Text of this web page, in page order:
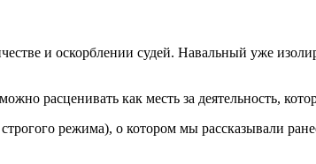
и оскорблении судей. Навальный уже
расценивать как месть за деятельность,
режима), о котором мы рассказывали